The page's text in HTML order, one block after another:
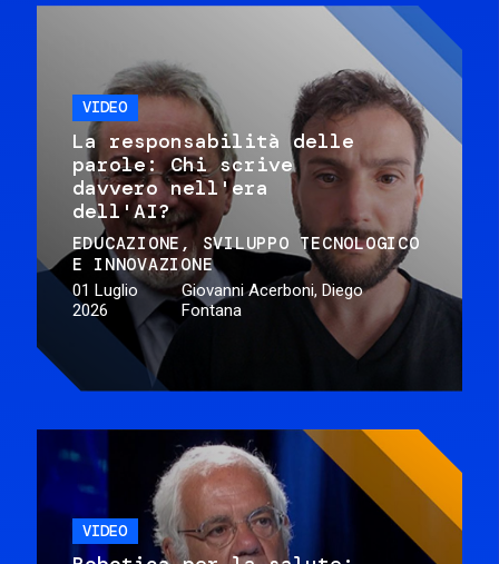
VIDEO
La responsabilità delle
parole: Chi scrive
davvero nell'era
dell'AI?
EDUCAZIONE
SVILUPPO TECNOLOGICO
E INNOVAZIONE
01 Luglio
2026
Giovanni Acerboni, Diego
Fontana
VIDEO